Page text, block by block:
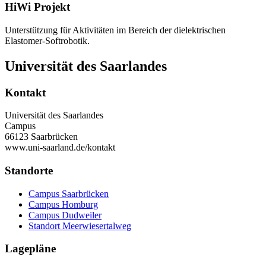
HiWi Projekt
Unterstützung für Aktivitäten im Bereich der dielektrischen
Elastomer-Softrobotik.
Universität des Saarlandes
Kontakt
Universität des Saarlandes
Campus
66123 Saarbrücken
www.uni-saarland.de/kontakt
Standorte
Campus Saarbrücken
Campus Homburg
Campus Dudweiler
Standort Meerwiesertalweg
Lagepläne